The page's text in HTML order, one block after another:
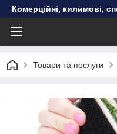
Комерційні, килимові,
Товари та послуги